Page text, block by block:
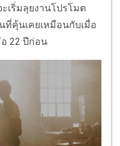
เริ่มลุยงานโปรโมต
ที่คุ้นเคยเหมือนกับเมื่อ
22 ปีก่อน